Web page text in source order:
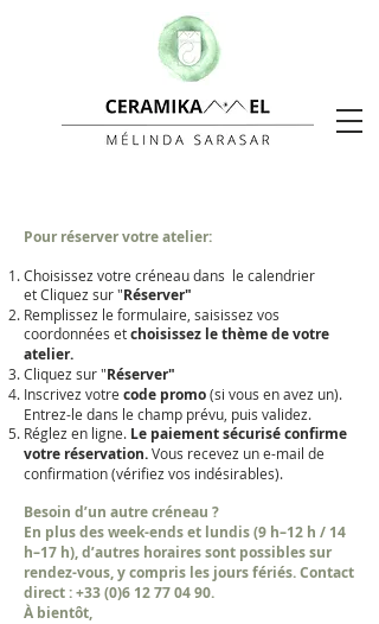
Pour réserver votre atelier:
Choisissez votre créneaudans le calendrier
etCliquez sur "Réserver"
Remplissez le formulaire, saisissez vos
coordonnées etchoisissez le thème de votre
atelier.
Cliquez sur "Réserver"
Inscrivez votre code promo(si vous en avez un).
Entrez-le dans le champ prévu, puis validez.
Réglez en ligne. Le paiement sécurisé confirme
votre réservation.Vous recevez un e-mail de
confirmation (vérifiez vos indésirables).
Besoin d’un autre créneau ?
En plus des week-ends et lundis (9 h–12 h / 14
h–17 h), d’autres horaires sont possibles sur
rendez-vous, y compris les jours fériés. Contact
direct : +33 (0)6 12 77 04 90.
À bientôt,